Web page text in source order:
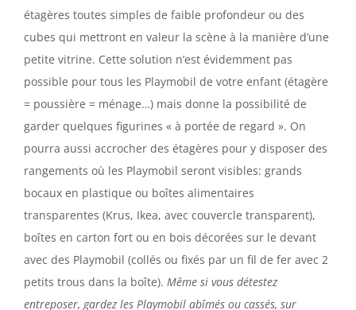
étagères toutes simples de faible profondeur ou des
cubes qui mettront en valeur la scène à la manière d’une
petite vitrine. Cette solution n’est évidemment pas
possible pour tous les Playmobil de votre enfant (étagère
= poussière = ménage…) mais donne la possibilité de
garder quelques figurines « à portée de regard ». On
pourra aussi accrocher des étagères pour y disposer des
rangements où les Playmobil seront visibles: grands
bocaux en plastique ou boîtes alimentaires
transparentes (Krus, Ikea, avec couvercle transparent),
boîtes en carton fort ou en bois décorées sur le devant
avec des Playmobil (collés ou fixés par un fil de fer avec 2
petits trous dans la boîte). Même si vous détestez
entreposer, gardez les Playmobil abîmés ou cassés, sur